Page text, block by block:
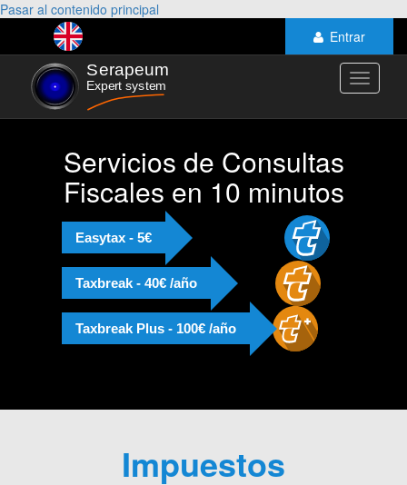
Pasar al contenido principal
Entrar
Toggle
Servicios de Consultas
Fiscales en 10 minutos
Easytax - 5€
Taxbreak - 40€ /año
Taxbreak Plus - 100€ /año
Impuestos